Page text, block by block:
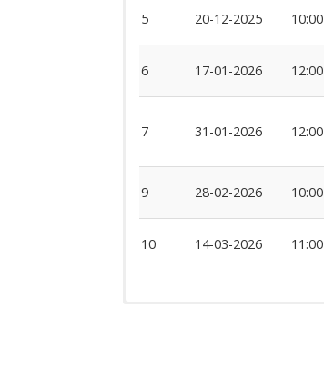
5 20-12-2025 10:00
6 17-01-2026 12:00
7 31-01-2026 12:00
9 28-02-2026 10:00
10 14-03-2026 11:00